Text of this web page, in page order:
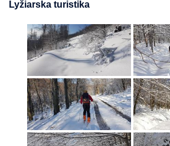
Lyžiarska turistika